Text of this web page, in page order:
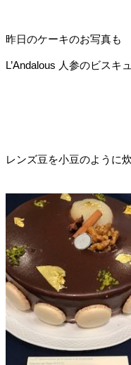
昨日のケーキのお写真も
L’Andalous 人参のビスキ
レンズ豆を小豆のように